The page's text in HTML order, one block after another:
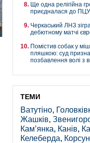
Ще одна релігійна
приєдналася до ПЦУ
Черкаський ЛНЗ
дебютному матчі
Помістив собак у
пляшкою: суд
позбавлення волі з
ТЕМИ
Ватутіно,
Жашків,
Кам’янка, Канів,
Келеберда,